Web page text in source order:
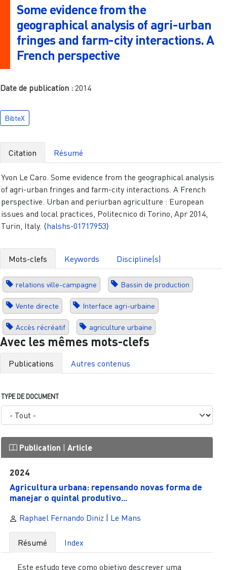
Some evidence from the
geographical analysis of agri-urban
fringes and farm-city interactions. A
French perspective
Date de publication : 2014
BibteX
Citation Résumé
Yvon Le Caro. Some evidence from the geographical analysis
of agri-urban fringes and farm-city interactions. A French
perspective. Urban and periurban agriculture : European
issues and local practices, Politecnico di Torino, Apr 2014,
Turin, Italy. ⟨halshs-01717953⟩
Mots-clefs Keywords Discipline(s)
relations ville-campagne Bassin de production
Vente directe Interface agri-urbaine
Accès récréatif agriculture urbaine
Avec les mêmes mots-clefs
Publications Autres contenus
TYPE DE DOCUMENT
Publication | Article
2024
Agricultura urbana: repensando novas forma de
manejar o quintal produtivo...
Raphael Fernando Diniz Le Mans
Résumé Index
Este estudo teve como objetivo descrever uma